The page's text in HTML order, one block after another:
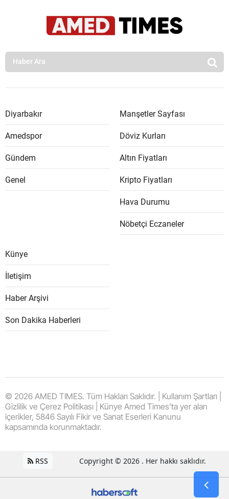
Diyarbakır
Amedspor
Gündem
Genel
Manşetler Sayfası
Döviz Kurları
Altın Fiyatları
Kripto Fiyatları
Hava Durumu
Nöbetçi Eczaneler
Künye
İletişim
Haber Arşivi
Son Dakika Haberleri
© 2026 AMED TIMES. Tüm Hakları Saklıdır. | Kullanım Şartları |
Gizlilik ve Çerez Politikası | Künye Amed Times'ta yer alan
içerikler, 5846 Sayılı Fikir ve Sanat Eserleri Kanunu
kapsamında korunmaktadır.
RSS Copyright © 2026 . Her hakkı saklıdır.